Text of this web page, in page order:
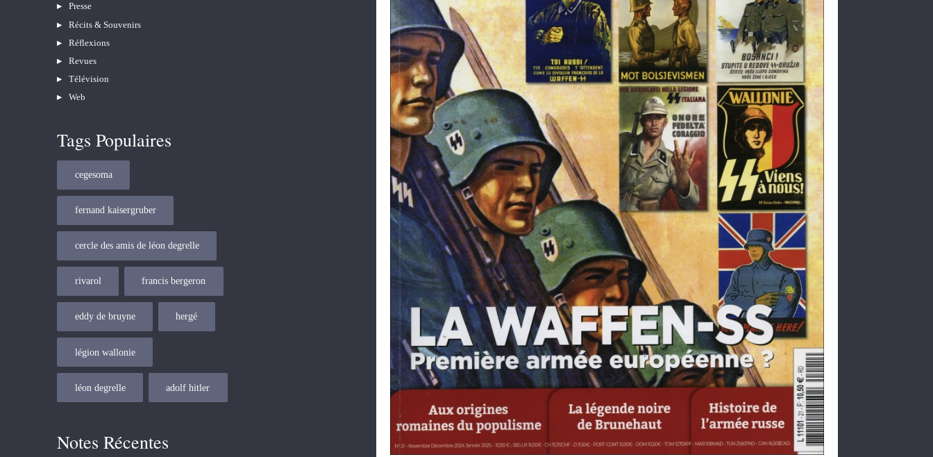
Presse
Récits & Souvenirs
Réflexions
Revues
Télévision
Web
Tags Populaires
cegesoma
fernand kaisergruber
cercle des amis de léon degrelle
rivarol francis bergeron
eddy de bruyne hergé
légion wallonie
léon degrelle adolf hitler
Notes Récentes